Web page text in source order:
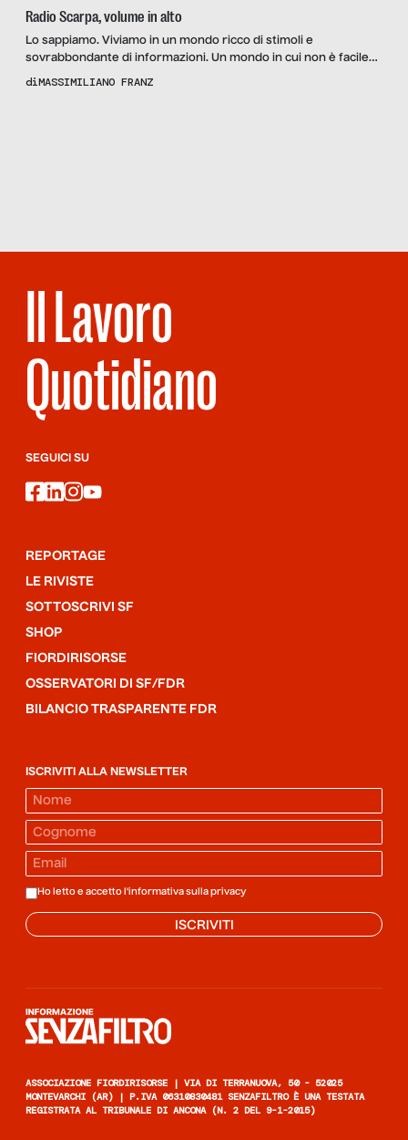
Radio Scarpa, volume in alto
Lo sappiamo. Viviamo in un mondo ricco di stimoli e
sovrabbondante di informazioni. Un mondo in cui non è facile
farsi ascoltare, tanto quanto far passare i nostri messaggi. Un
diMASSIMILIANO FRANZ
Il Lavoro
Quotidiano
SEGUICI SU
facebook
linkedin
instagram
youtube
REPORTAGE
LE RIVISTE
SOTTOSCRIVI SF
SHOP
FIORDIRISORSE
OSSERVATORI DI SF/FDR
BILANCIO TRASPARENTE FDR
ISCRIVITI ALLA NEWSLETTER
Ho letto e accetto l'informativa sulla privacy
ISCRIVITI
ASSOCIAZIONE FIORDIRISORSE | VIA DI TERRANUOVA, 50 - 52025
MONTEVARCHI (AR) | P.IVA 06310830481 SENZAFILTRO È UNA TESTATA
REGISTRATA AL TRIBUNALE DI ANCONA (N. 2 DEL 9-1-2015)